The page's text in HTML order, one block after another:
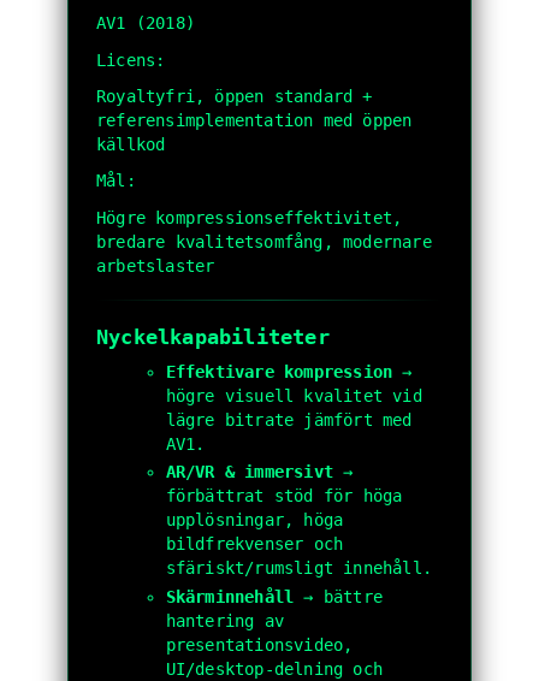
AV1 (2018)
Licens:
Royaltyfri, öppen standard +
referensimplementation med öppen
källkod
Mål:
Högre kompressionseffektivitet,
bredare kvalitetsomfång, modernare
arbetslaster
Nyckelkapabiliteter
Effektivare kompression →
högre visuell kvalitet vid
lägre bitrate jämfört med
AV1.
AR/VR & immersivt →
förbättrat stöd för höga
upplösningar, höga
bildfrekvenser och
sfäriskt/rumsligt innehåll.
Skärminnehåll
→ bättre
hantering av
presentationsvideo,
UI/desktop-delning och